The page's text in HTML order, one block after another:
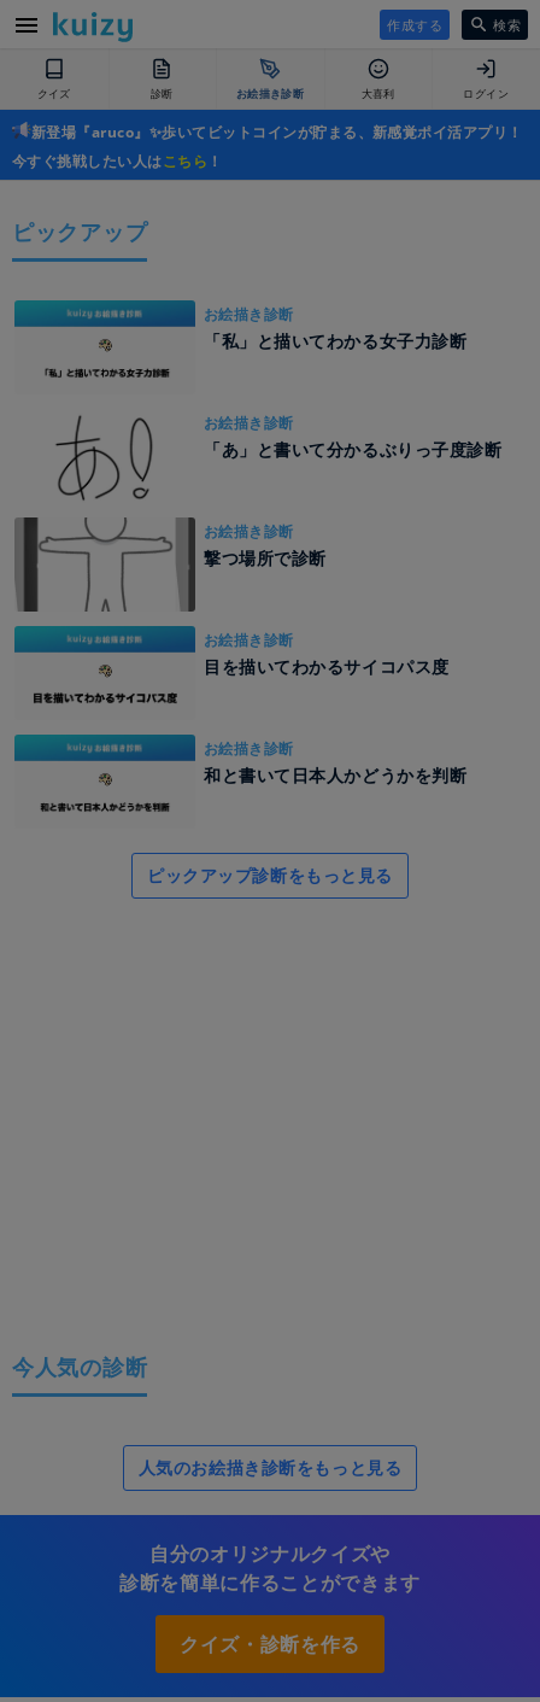
作成する 検索
クイズ 診断 お絵描き診断 大喜利 ログイン
新登場『aruco』✨歩いてビットコインが貯まる、新感覚ポイ活アプリ！
今すぐ挑戦したい人はこちら ！
ピックアップ
お絵描き診断
「私」と描いてわかる女子力診断
お絵描き診断
「あ」と書いて分かるぶりっ子度診断
お絵描き診断
撃つ場所で診断
お絵描き診断
目を描いてわかるサイコパス度
お絵描き診断
和と書いて日本人かどうかを判断
ピックアップ診断をもっと見る
今人気の診断
人気のお絵描き診断をもっと見る
自分のオリジナルクイズや
診断を簡単に作ることができます
クイズ・診断を作る